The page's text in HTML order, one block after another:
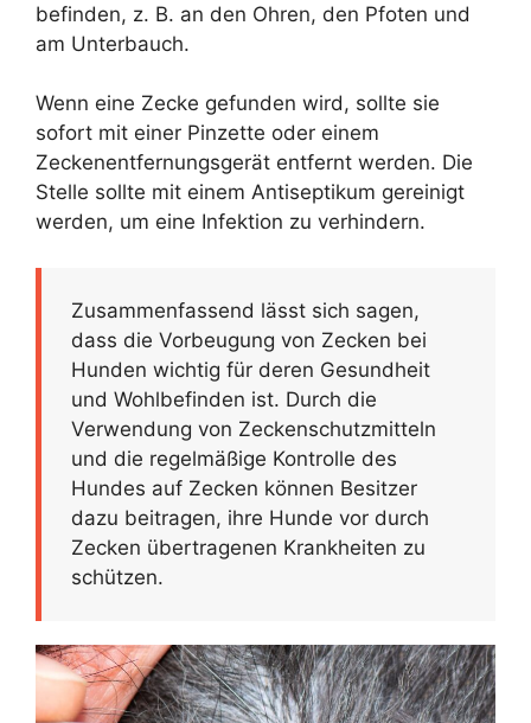
befinden, z. B. an den Ohren, den Pfoten und
am Unterbauch.
Wenn eine Zecke gefunden wird, sollte sie
sofort mit einer Pinzette oder einem
Zeckenentfernungsgerät entfernt werden. Die
Stelle sollte mit einem Antiseptikum gereinigt
werden, um eine Infektion zu verhindern.
Zusammenfassend lässt sich sagen,
dass die Vorbeugung von Zecken bei
Hunden wichtig für deren Gesundheit
und Wohlbefinden ist. Durch die
Verwendung von Zeckenschutzmitteln
und die regelmäßige Kontrolle des
Hundes auf Zecken können Besitzer
dazu beitragen, ihre Hunde vor durch
Zecken übertragenen Krankheiten zu
schützen.